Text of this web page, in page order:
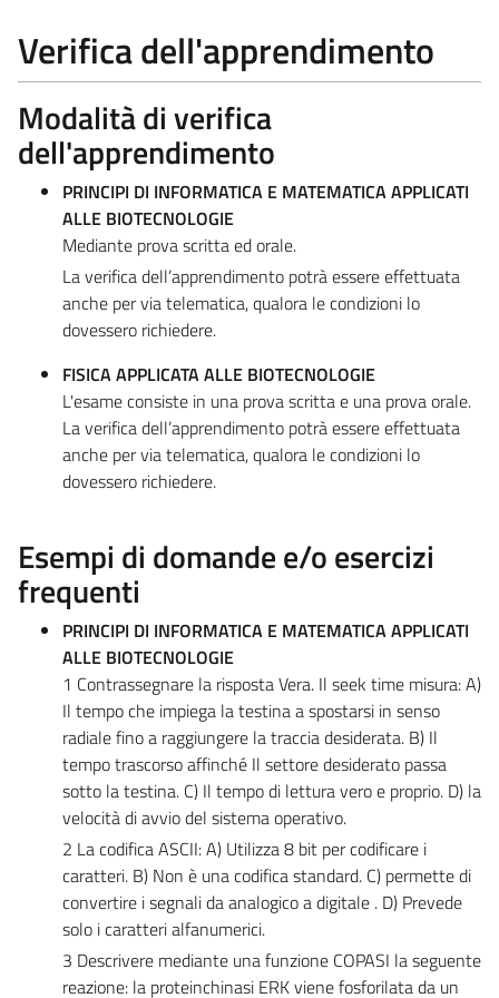
Verifica dell'apprendimento
Modalità di verifica
dell'apprendimento
PRINCIPI DI INFORMATICA E MATEMATICA APPLICATI
ALLE BIOTECNOLOGIE
Mediante prova scritta ed orale.
La verifica dell’apprendimento potrà essere effettuata
anche per via telematica, qualora le condizioni lo
dovessero richiedere.
FISICA APPLICATA ALLE BIOTECNOLOGIE
L'esame consiste in una prova scritta e una prova orale.
La verifica dell’apprendimento potrà essere effettuata
anche per via telematica, qualora le condizioni lo
dovessero richiedere.
Esempi di domande e/o esercizi
frequenti
PRINCIPI DI INFORMATICA E MATEMATICA APPLICATI
ALLE BIOTECNOLOGIE
1 Contrassegnare la risposta Vera. Il seek time misura: A)
Il tempo che impiega la testina a spostarsi in senso
radiale fino a raggiungere la traccia desiderata. B) Il
tempo trascorso affinché Il settore desiderato passa
sotto la testina. C) Il tempo di lettura vero e proprio. D) la
velocità di avvio del sistema operativo.
2 La codifica ASCII: A) Utilizza 8 bit per codificare i
caratteri. B) Non è una codifica standard. C) permette di
convertire i segnali da analogico a digitale . D) Prevede
solo i caratteri alfanumerici.
3 Descrivere mediante una funzione COPASI la seguente
reazione: la proteinchinasi ERK viene fosforilata da un